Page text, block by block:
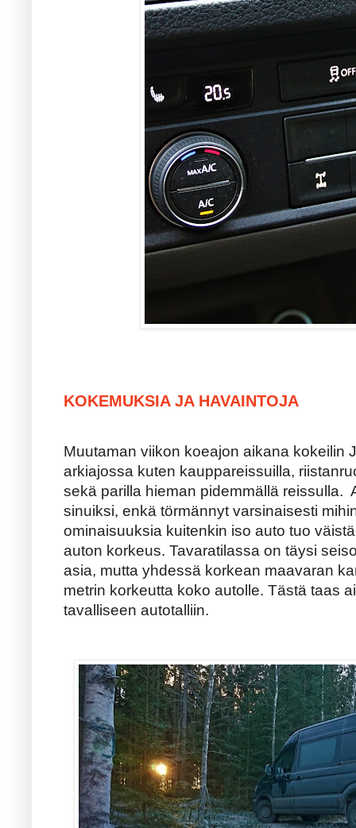
KOKEMUKSIA JA HAVAINTOJA
Muutaman viikon koeajon aikana kokeilin
arkiajossa kuten kauppareissuilla,
sekä parilla hieman pidemmällä reissulla.
sinuiksi, enkä törmännyt varsinaisesti
ominaisuuksia kuitenkin iso auto tuo
auton korkeus. Tavaratilassa on täysi
asia, mutta yhdessä korkean maavaran
metrin korkeutta koko autolle. Tästä taas
tavalliseen autotalliin.